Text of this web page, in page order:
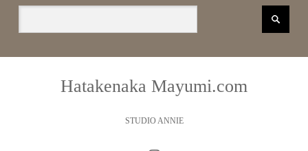
Hatakenaka Mayumi.com
STUDIO ANNIE